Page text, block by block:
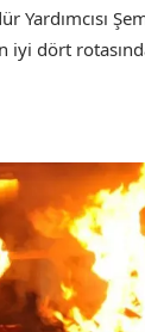
Yardımcısı
iyi dört